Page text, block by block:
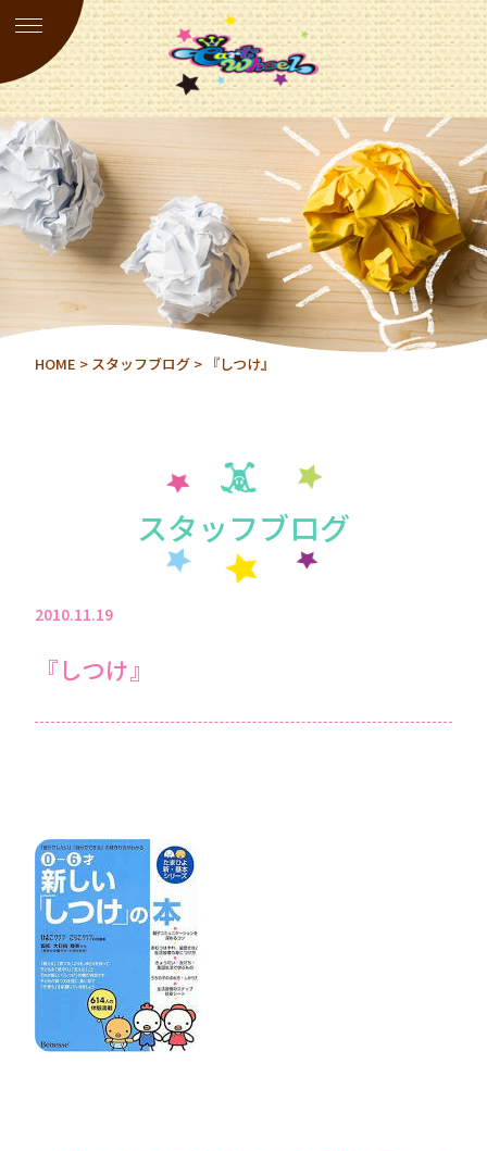
HOME > スタッフブログ > 『しつけ』
スタッフブログ
2010.11.19
『しつけ』